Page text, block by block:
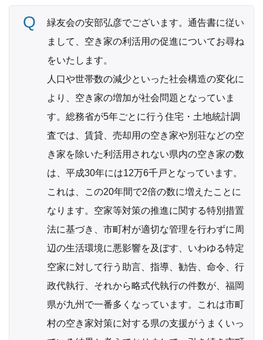
緑友会の安部弘彦でございます。通告書に従い
まして、空き家の利活用の促進についてお尋ね
をいたします。
人口や世帯数の減少といった社会構造の変化に
より、空き家の増加が社会問題となっていま
す。総務省が5年ごとに行う住宅・土地統計調
査では、賃貸、売却用の空き家や別荘などの空
き家を除いた利活用されない県内の空き家の数
は、平成30年には12万6千戸となっています。
これは、この20年間で2倍の数に増えたことに
なります。空家等対策の推進に関する特別措置
法に基づき、市町村が適切な管理を行わずに周
辺の生活環境に悪影響を及ぼす、いわゆる特定
空家に対して行う助言、指導、勧告、命令、行
政代執行、それから略式代執行の件数が、福岡
県が九州で一番多くなっています。これは市町
村の空き家対策に対する県の支援がうまくいっ